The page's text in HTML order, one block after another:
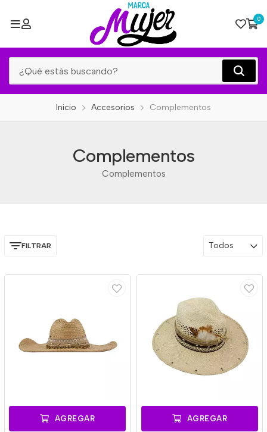
0
Inicio Accesorios Complementos
Complementos
Complementos
FILTRAR Todos
AGREGAR AGREGAR